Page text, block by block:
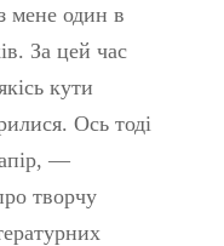
мене один в
За цей час
кути
Ось тоді
—
творчу